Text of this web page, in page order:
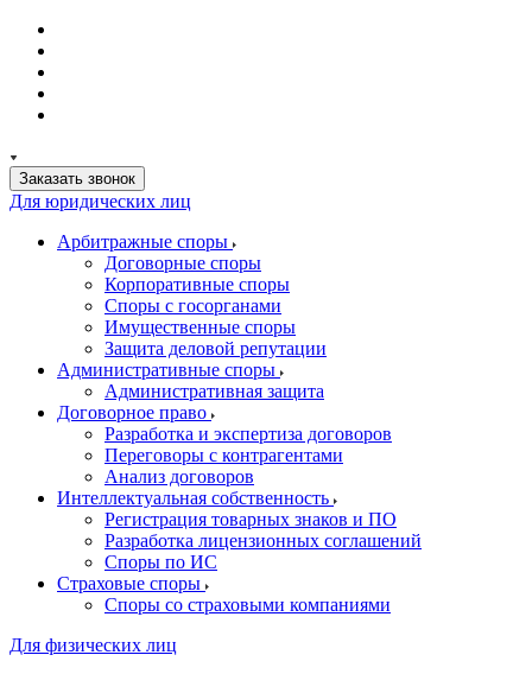
Заказать звонок
Для юридических лиц
Арбитражные споры
Договорные споры
Корпоративные споры
Споры с госорганами
Имущественные споры
Защита деловой репутации
Административные споры
Административная защита
Договорное право
Разработка и экспертиза договоров
Переговоры с контрагентами
Анализ договоров
Интеллектуальная собственность
Регистрация товарных знаков и ПО
Разработка лицензионных соглашений
Споры по ИС
Страховые споры
Споры со страховыми компаниями
Для физических лиц